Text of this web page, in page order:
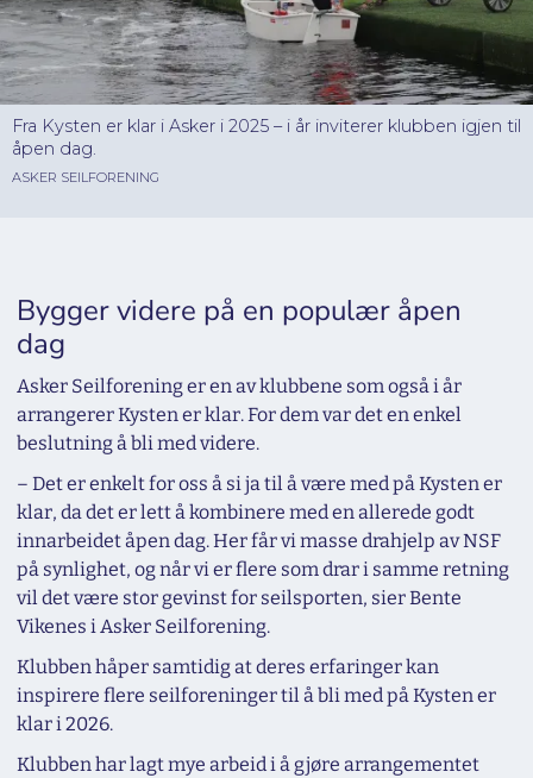
Fra Kysten er klar i Asker i 2025 – i år inviterer klubben igjen til
åpen dag.
ASKER SEILFORENING
Bygger videre på en populær åpen
dag
Asker Seilforening er en av klubbene som også i år
arrangerer Kysten er klar. For dem var det en enkel
beslutning å bli med videre.
– Det er enkelt for oss å si ja til å være med på Kysten er
klar, da det er lett å kombinere med en allerede godt
innarbeidet åpen dag. Her får vi masse drahjelp av NSF
på synlighet, og når vi er flere som drar i samme retning
vil det være stor gevinst for seilsporten, sier Bente
Vikenes i Asker Seilforening.
Klubben håper samtidig at deres erfaringer kan
inspirere flere seilforeninger til å bli med på Kysten er
klar i 2026.
Klubben har lagt mye arbeid i å gjøre arrangementet